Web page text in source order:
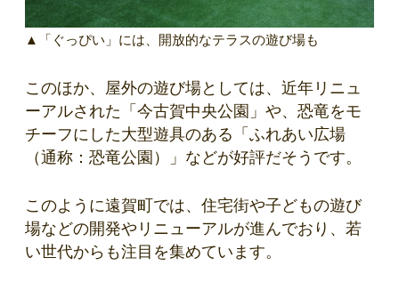
▲「ぐっぴい」には、開放的なテラスの遊び場も
このほか、屋外の遊び場としては、近年リニュ
ーアルされた「今古賀中央公園」や、恐竜をモ
チーフにした大型遊具のある「ふれあい広場
（通称：恐竜公園）」などが好評だそうです。
このように遠賀町では、住宅街や子どもの遊び
場などの開発やリニューアルが進んでおり、若
い世代からも注目を集めています。